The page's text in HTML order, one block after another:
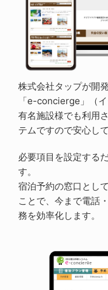
株式会社タップが開
「e-concierge」（
有名施設様でも利用
テムですので安心し
必要項目を設定する
す。
宿泊予約の窓口とし
ことで、今まで電話
務を効率化します。